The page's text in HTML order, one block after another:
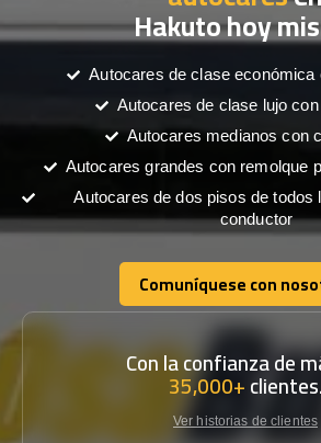
Hakuto hoy
Autocares de clase económica
Autocares de clase lujo
Autocares medianos con
Autocares grandes con remolque
Autocares de dos pisos de todos
conductor
Comuníquese con
Comuníquese con
Con la confianza de
35,000+clientes.
Ver historias de clientes